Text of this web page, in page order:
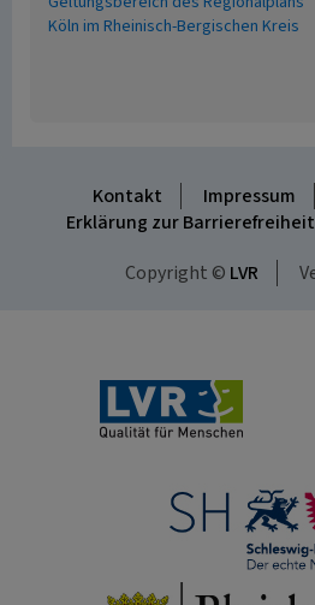
Köln im Rheinisch-Bergischen Kreis
Kontakt Impressum
Erklärung zur Barrierefreiheit
Copyright © LVR